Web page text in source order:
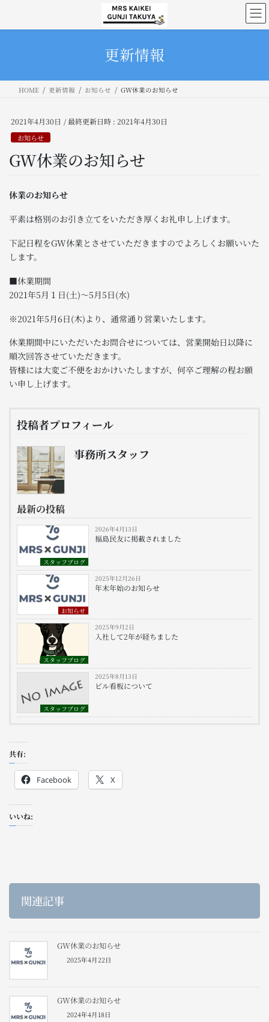
テ
ス
ゲ
ン
更新情報
HOME 更新情報 お知らせ GW休業のお知らせ
2021年4月30日 / 最終更新日時 : 2021年4月30日
お知らせ
GW休業のお知らせ
休業のお知らせ
平素は格別のお引き立てをいただき厚くお礼申し上げます。
下記日程をGW休業とさせていただきますのでよろしくお願いいた
します。
■休業期間
2021年5月１日(土)～5月5日(水)
※2021年5月6日(木)より、通常通り営業いたします。
休業期間中にいただいたお問合せについては、営業開始日以降に
順次回答させていただきます。
皆様には大変ご不便をおかけいたしますが、何卒ご理解の程お願
い申し上げます。
投稿者プロフィール
事務所スタッフ
最新の投稿
スタッフブログ
2026年4月13日
福島民友に掲載されました
お知らせ
2025年12月26日
年末年始のお知らせ
スタッフブログ
2025年9月2日
入社して2年が経ちました
スタッフブログ
2025年8月13日
ビル看板について
共有:
Facebook X
いいね:
関連記事
GW休業のお知らせ
2025年4月22日
GW休業のお知らせ
2024年4月18日